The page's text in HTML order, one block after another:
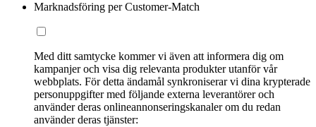
Marknadsföring per Customer-Match
Med ditt samtycke kommer vi även att informera dig om
kampanjer och visa dig relevanta produkter utanför vår
webbplats. För detta ändamål synkroniserar vi dina krypterade
personuppgifter med följande externa leverantörer och
använder deras onlineannonseringskanaler om du redan
använder deras tjänster: